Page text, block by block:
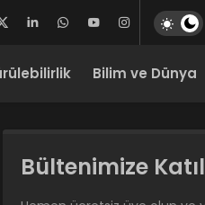
Bilim ve Dünya
Bültenimize